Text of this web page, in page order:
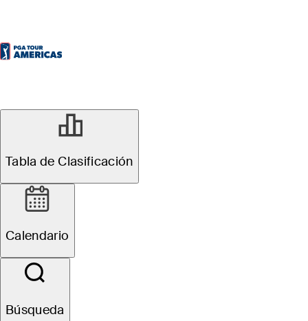
Tabla de Clasificación
Calendario
Búsqueda
Latinos para
seguir en el Inter
Rapidísimo Golf
Championship